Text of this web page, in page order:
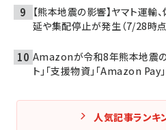
【熊本地震の影響】ヤマト運輸
延や集配停止が発生（7/28時点
Amazonが令和8年熊本地震の
ト」「支援物資」「Amazon
人気記事ランキ